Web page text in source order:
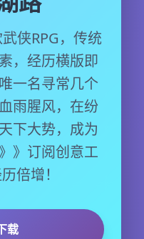
侠RPG，传统
，经历横版即
一名寻常几个
雨腥风，在纷
下大势，成为
》订阅创意工
倍增！
载